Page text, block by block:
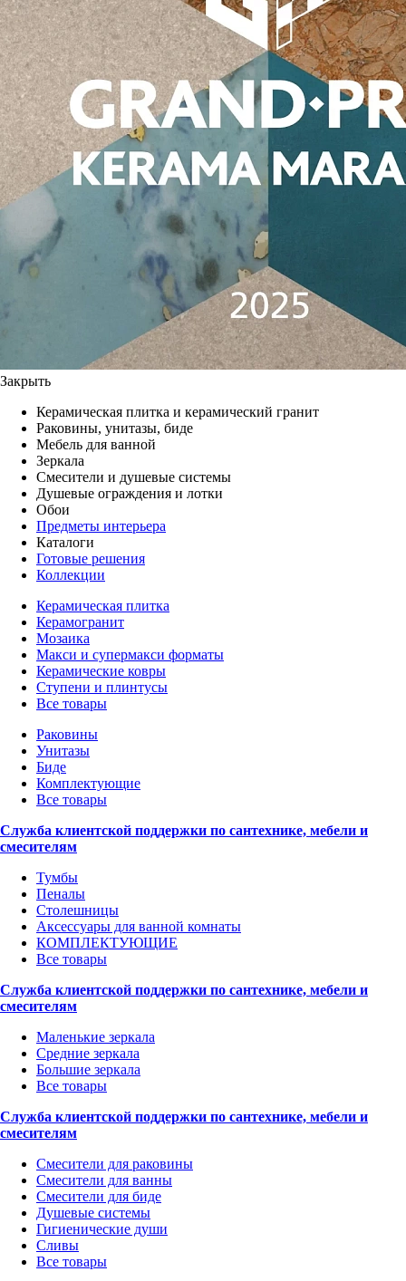
Закрыть
Керамическая плитка и керамический гранит
Раковины, унитазы, биде
Мебель для ванной
Зеркала
Смесители и душевые системы
Душевые ограждения и лотки
Обои
Предметы интерьера
Каталоги
Готовые решения
Коллекции
Керамическая плитка
Керамогранит
Мозаика
Макси и супермакси форматы
Керамические ковры
Ступени и плинтусы
Все товары
Раковины
Унитазы
Биде
Комплектующие
Все товары
Служба клиентской поддержки по сантехнике, мебели и
смесителям
Тумбы
Пеналы
Столешницы
Аксессуары для ванной комнаты
КОМПЛЕКТУЮЩИЕ
Все товары
Служба клиентской поддержки по сантехнике, мебели и
смесителям
Маленькие зеркала
Средние зеркала
Большие зеркала
Все товары
Служба клиентской поддержки по сантехнике, мебели и
смесителям
Смесители для раковины
Смесители для ванны
Смесители для биде
Душевые системы
Гигиенические души
Сливы
Все товары